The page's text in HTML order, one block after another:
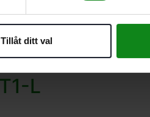
Tillåt ditt val
XL
L